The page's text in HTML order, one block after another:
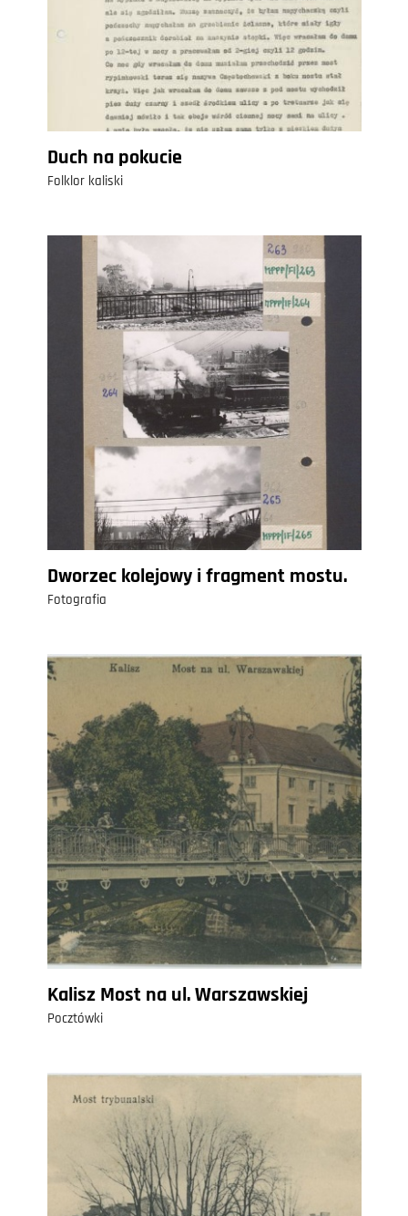
Duch na pokucie
Folklor kaliski
Dworzec kolejowy i fragment mostu.
Fotografia
Kalisz Most na ul. Warszawskiej
Pocztówki